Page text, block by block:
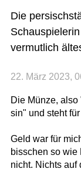
Die
vermutlich
22. März 2023,
Die Münze,
sin" und steht
Geld war für
bisschen so wie
nicht. Nichts auf